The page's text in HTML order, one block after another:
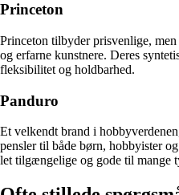
Princeton
Princeton tilbyder prisvenlige,
og erfarne kunstnere. Deres
fleksibilitet og holdbarhed.
Panduro
Et velkendt brand i
pensler til både børn, hobbyister
let tilgængelige og gode til mange